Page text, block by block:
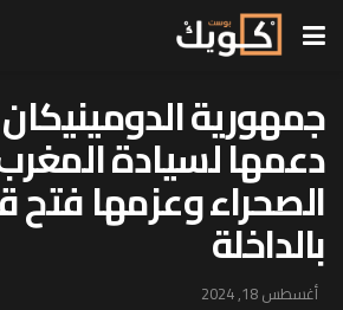
جمهورية
دعمها لسيادة
الصحراء وعزمها فتح
بالداخلة
أغسطس 18, 2024